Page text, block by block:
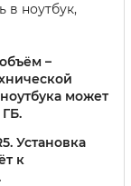
в ноутбук,
–
может
Установка
к